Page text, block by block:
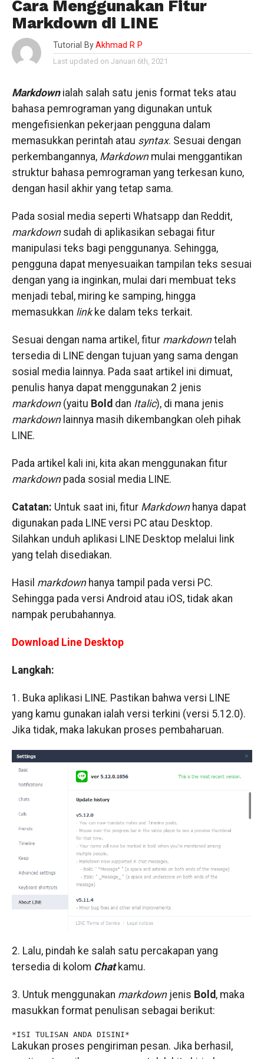
Cara Menggunakan Fitur
Markdown di LINE
Tutorial By Akhmad R P
Last updated on Januari 6th, 2021
Markdownialah salah satu jenis format teks atau
bahasa pemrograman yang digunakan untuk
mengefisienkan pekerjaan pengguna dalam
memasukkan perintah atau syntax. Sesuai dengan
perkembangannya, Markdownmulai menggantikan
struktur bahasa pemrograman yang terkesan kuno,
dengan hasil akhir yang tetap sama.
Pada sosial media seperti Whatsapp dan Reddit,
markdownsudah di aplikasikan sebagai fitur
manipulasi teks bagi penggunanya. Sehingga,
pengguna dapat menyesuaikan tampilan teks sesuai
dengan yang ia inginkan, mulai dari membuat teks
menjadi tebal, miring ke samping, hingga
memasukkan linkke dalam teks terkait.
Sesuai dengan nama artikel, fitur markdowntelah
tersedia di LINE dengan tujuan yang sama dengan
sosial media lainnya. Pada saat artikel ini dimuat,
penulis hanya dapat menggunakan 2 jenis
markdown(yaitu Bold dan Italic), di mana jenis
markdownlainnya masih dikembangkan oleh pihak
LINE.
Pada artikel kali ini, kita akan menggunakan fitur
markdownpada sosial media LINE.
Catatan: Untuk saat ini, fitur Markdownhanya dapat
digunakan pada LINE versi PC atau Desktop.
Silahkan unduh aplikasi LINE Desktop melalui link
yang telah disediakan.
Hasil markdownhanya tampil pada versi PC.
Sehingga pada versi Android atau iOS, tidak akan
nampak perubahannya.
Download Line Desktop
Langkah:
1. Buka aplikasi LINE. Pastikan bahwa versi LINE
yang kamu gunakan ialah versi terkini (versi 5.12.0).
Jika tidak, maka lakukan proses pembaharuan.
2. Lalu, pindah ke salah satu percakapan yang
tersedia di kolom Chatkamu.
3. Untuk menggunakan markdownjenis Bold, maka
masukkan format penulisan sebagai berikut:
*ISI TULISAN ANDA DISINI*
Lakukan proses pengiriman pesan. Jika berhasil,